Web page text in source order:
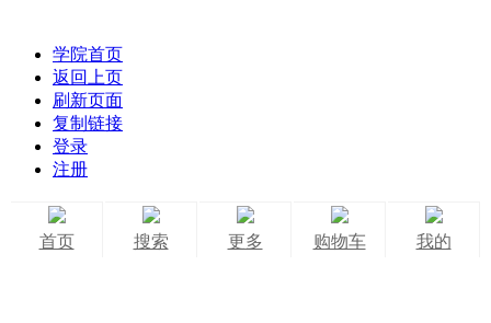
学院首页
返回上页
刷新页面
复制链接
登录
注册
首页 搜索 更多 购物车 我的